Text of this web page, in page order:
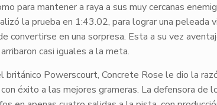
para mantener a raya a sus muy cercanas
la prueba en 1:43.02, para lograr una peleada
convertirse en una sorpresa. Esta a su vez
casi iguales a la meta.
británico Powerscourt, Concrete Rose le dio la
éxito a las mejores grameras. La defensora de